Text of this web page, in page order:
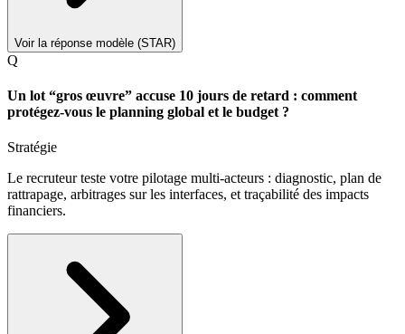
Voir la réponse modèle (STAR)
Q
Un lot “gros œuvre” accuse 10 jours de retard : comment
protégez-vous le planning global et le budget ?
Stratégie
Le recruteur teste votre pilotage multi-acteurs : diagnostic, plan de
rattrapage, arbitrages sur les interfaces, et traçabilité des impacts
financiers.